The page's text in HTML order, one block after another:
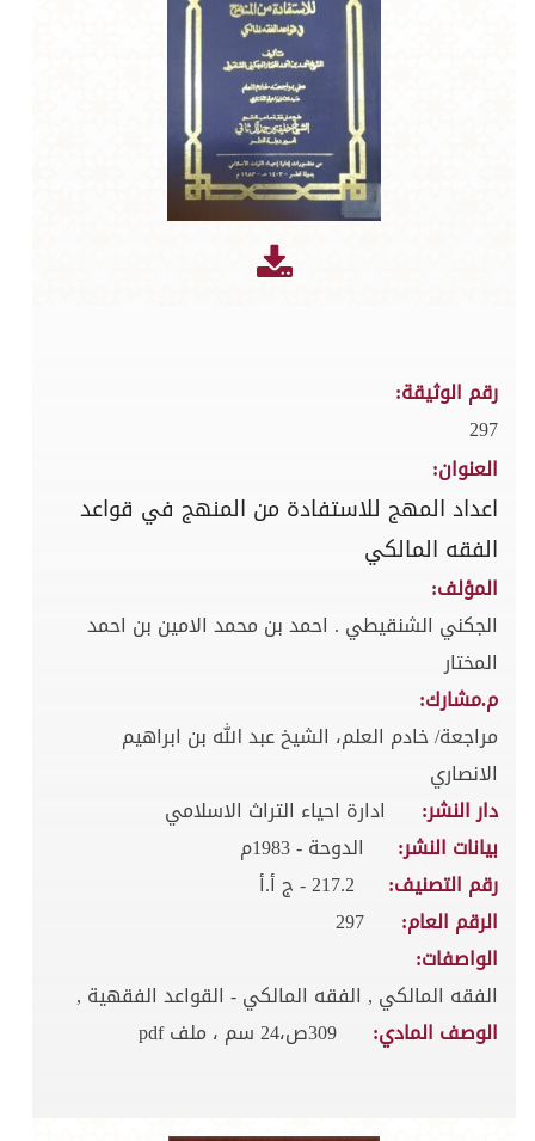
رقم الوثيقة:
297
العنوان:
اعداد المهج للاستفادة من المنهج في قواعد
الفقه المالكي
المؤلف:
الجكني الشنقيطي . احمد بن محمد الامين بن احمد
المختار
م.مشارك:
مراجعة/ خادم العلم، الشيخ عبد الله بن ابراهيم
الانصاري
دار النشر:
ادارة احياء التراث الاسلامي
بيانات النشر:
الدوحة - 1983م
رقم التصنيف:
217.2 - ج أ.أ
الرقم العام:
297
الواصفات:
الفقه المالكي , الفقه المالكي - القواعد الفقهية ,
الوصف المادي:
309ص،24 سم ، ملف pdf